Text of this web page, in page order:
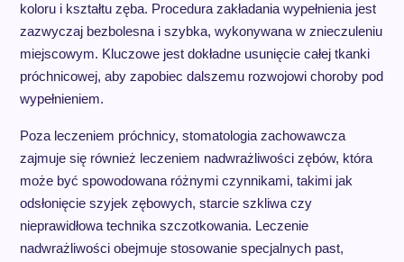
koloru i kształtu zęba. Procedura zakładania wypełnienia jest
zazwyczaj bezbolesna i szybka, wykonywana w znieczuleniu
miejscowym. Kluczowe jest dokładne usunięcie całej tkanki
próchnicowej, aby zapobiec dalszemu rozwojowi choroby pod
wypełnieniem.
Poza leczeniem próchnicy, stomatologia zachowawcza
zajmuje się również leczeniem nadwrażliwości zębów, która
może być spowodowana różnymi czynnikami, takimi jak
odsłonięcie szyjek zębowych, starcie szkliwa czy
nieprawidłowa technika szczotkowania. Leczenie
nadwrażliwości obejmuje stosowanie specjalnych past,